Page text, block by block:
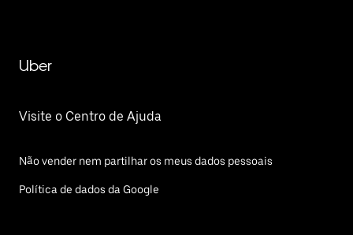
Uber
Visite o Centro de Ajuda
Não vender nem partilhar os meus dados pessoais
Política de dados da Google